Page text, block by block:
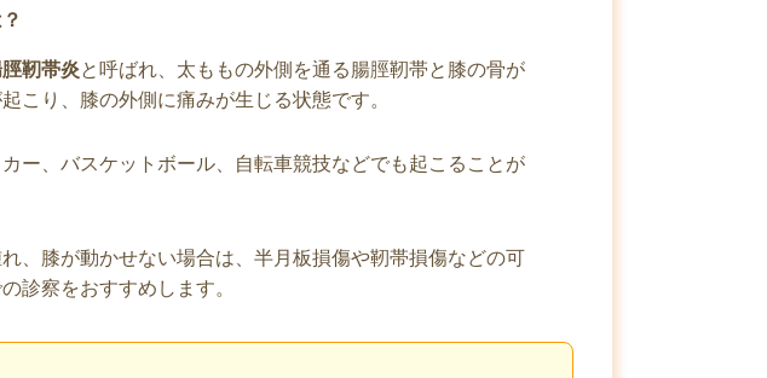
脛靭帯炎と呼ばれ、太ももの外側を通る腸脛靭帯と膝の骨が
こり、膝の外側に痛みが生じる状態です。
ー、バスケットボール、自転車競技などでも起こることが
、膝が動かせない場合は、半月板損傷や靭帯損傷などの可
診察をおすすめします。